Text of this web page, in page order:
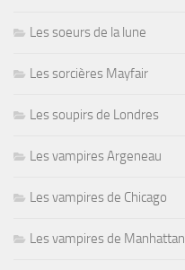
Les soeurs de la lune
Les sorcières Mayfair
Les soupirs de Londres
Les vampires Argeneau
Les vampires de Chicago
Les vampires de Manhattan